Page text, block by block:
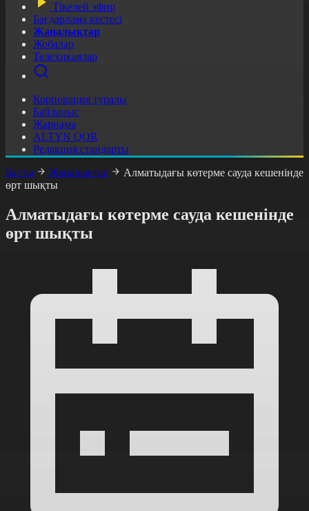
Тікелей эфир
Бағдарлама кестесі
Жаңалықтар
Жобалар
Телехикаялар
Корпорация туралы
Байланыс
Жарнама
ALTYN QOR
Редакция стандарты
Басты
Жаңалықтар
Алматыдағы көтерме сауда кешенінде
өрт шықты
Алматыдағы көтерме сауда кешенінде
өрт шықты